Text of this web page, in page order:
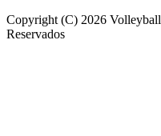
Copyright (C) 2026
Reservados